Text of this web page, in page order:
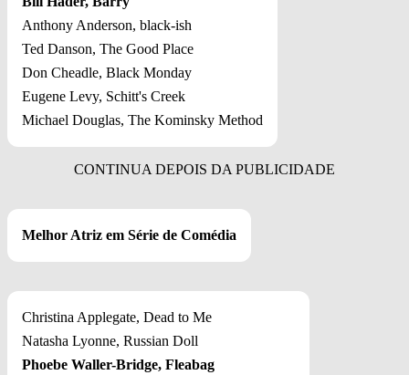
Anthony Anderson, black-ish
Ted Danson, The Good Place
Don Cheadle, Black Monday
Eugene Levy, Schitt's Creek
Michael Douglas, The Kominsky Method
Melhor Atriz em Série de Comédia
Christina Applegate, Dead to Me
Natasha Lyonne, Russian Doll
Phoebe Waller-Bridge, Fleabag